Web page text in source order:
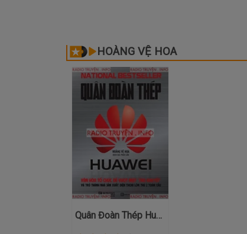
HOÀNG VỆ HOA
Quân Đoàn Thép Huawei